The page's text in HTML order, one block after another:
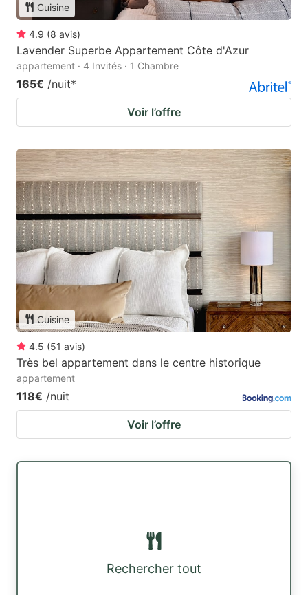
Cuisine
4.9 (8 avis)
Lavender Superbe Appartement Côte d'Azur
appartement · 4 Invités · 1 Chambre
165€ /nuit*
Voir l’offre
Cuisine
4.5 (51 avis)
Très bel appartement dans le centre historique
appartement
118€ /nuit
Voir l’offre
Rechercher tout